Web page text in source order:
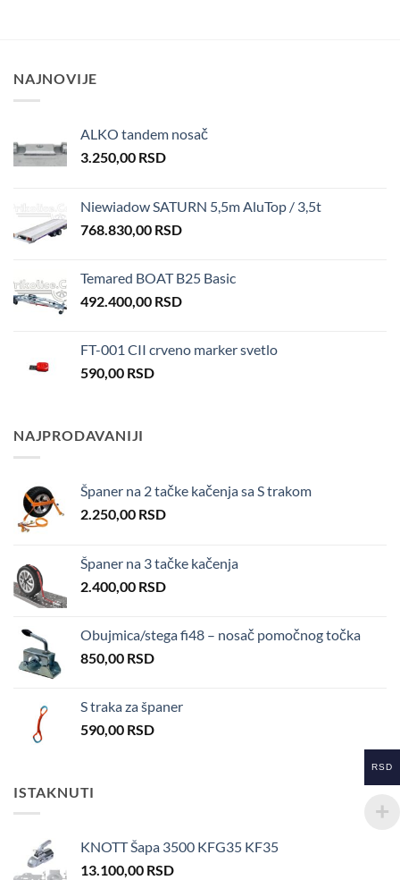
NAJNOVIJE
ALKO tandem nosač
3.250,00 RSD
Niewiadow SATURN 5,5m AluTop / 3,5t
768.830,00 RSD
Temared BOAT B25 Basic
492.400,00 RSD
FT-001 CII crveno marker svetlo
590,00 RSD
NAJPRODAVANIJI
Španer na 2 tačke kačenja sa S trakom
2.250,00 RSD
Španer na 3 tačke kačenja
2.400,00 RSD
Obujmica/stega fi48 – nosač pomočnog točka
850,00 RSD
S traka za španer
590,00 RSD
ISTAKNUTI
KNOTT Šapa 3500 KFG35 KF35
13.100,00 RSD
RSD